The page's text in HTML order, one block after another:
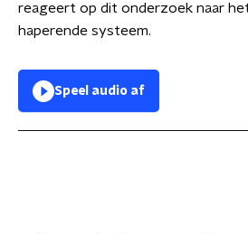
reageert op dit onderzoek naar
haperende systeem.
Speel audio af